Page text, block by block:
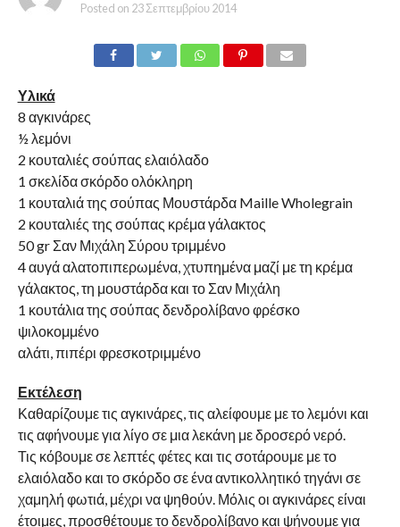
Posted on 23 Σεπτεμβρίου 2014
Υλικά
8 αγκινάρες
½ λεμόνι
2 κουταλιές σούπας ελαιόλαδο
1 σκελίδα σκόρδο ολόκληρη
1 κουταλιά της σούπας Μουστάρδα Maille Wholegrain
2 κουταλιές της σούπας κρέμα γάλακτος
50 gr Σαν Μιχάλη Σύρου τριμμένο
4 αυγά αλατοπιπερωμένα, χτυπημένα μαζί με τη κρέμα
γάλακτος, τη μουστάρδα και το Σαν Μιχάλη
1 κουτάλια της σούπας δενδρολίβανο φρέσκο
ψιλοκομμένο
αλάτι, πιπέρι φρεσκοτριμμένο
Εκτέλεση
Καθαρίζουμε τις αγκινάρες, τις αλείφουμε με το λεμόνι και
τις αφήνουμε για λίγο σε μια λεκάνη με δροσερό νερό.
Τις κόβουμε σε λεπτές φέτες και τις σοτάρουμε με το
ελαιόλαδο και το σκόρδο σε ένα αντικολλητικό τηγάνι σε
χαμηλή φωτιά, μέχρι να ψηθούν. Μόλις οι αγκινάρες είναι
έτοιμες, προσθέτουμε το δενδρολίβανο και ψήνουμε για